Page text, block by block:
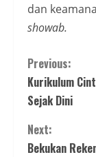
dan
showab.
Continue
Reading
Previous:
Kurikulum
Sejak Dini
Next:
Bekukan